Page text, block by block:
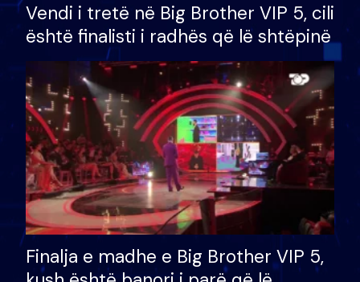
Vendi i tretë në Big Brother VIP 5, cili
është finalisti i radhës që lë shtëpinë
Finalja e madhe e Big Brother VIP 5,